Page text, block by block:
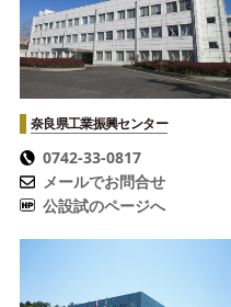
奈良県工業振興センター
0742-33-0817
メールでお問合せ
公設試のページへ